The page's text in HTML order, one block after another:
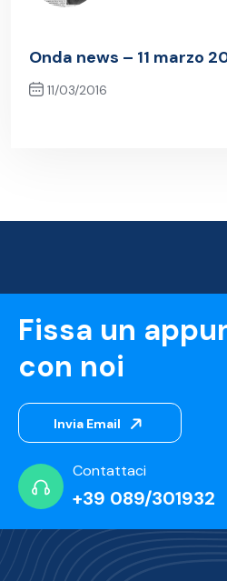
Onda news – 11 marzo
11/03/2016
Fissa un
con noi
Invia Email
Contattaci
+39 089/301932